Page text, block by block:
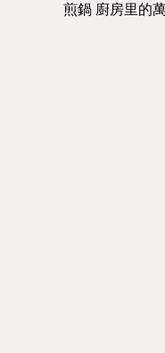
煎鍋 廚房里的